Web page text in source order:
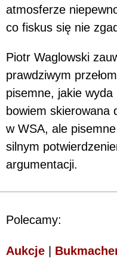
atmosferze
co fiskus się nie
Piotr Waglowski
prawdziwym
pisemne, jakie wyda
bowiem skierowana
w WSA, ale
silnym
argumentacji.
Polecamy:
Aukcje